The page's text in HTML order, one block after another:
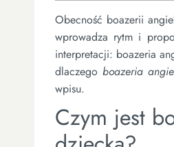
Obecność boazerii
wprowadza rytm i
interpretacji: boazeria
dlaczegoboazeria
wpisu.
Czym jest